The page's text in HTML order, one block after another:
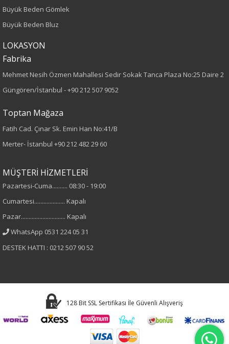
Büyük Beden Gömlek
Büyük Beden Bluz
LOKASYON
Fabrika
Mehmet Nesih Özmen Mahallesi Sedir Sokak Tanca Plaza No:25 Daire 2
Güngören/İstanbul -+90 212 507 9052
Toptan Mağaza
Fatih Cad. Çınar Sk. Emin Han No:41/B
Merter- İstanbul +90 212 482 29 60
MÜŞTERİ HİZMETLERİ
Pazartesi-Cuma.......... 08:30 - 19:00
Cumartesi.................... Kapalı
Pazar............................. Kapalı
WhatsApp 0531 224 05 31
DESTEK HATTI : 0212 507 90 52
128 Bit SSL Sertifikası İle Güvenli Alışveriş